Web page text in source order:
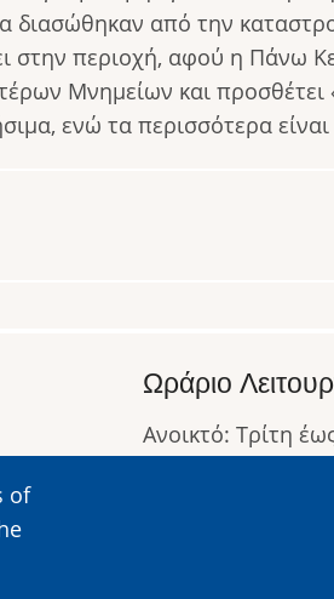
διασώθηκαν από την
στην περιοχή, αφού η Πάνω
Μνημείων και προσθέτει
ενώ τα περισσότερα
of
Ωράριο
Ανοικτό: Τρίτη